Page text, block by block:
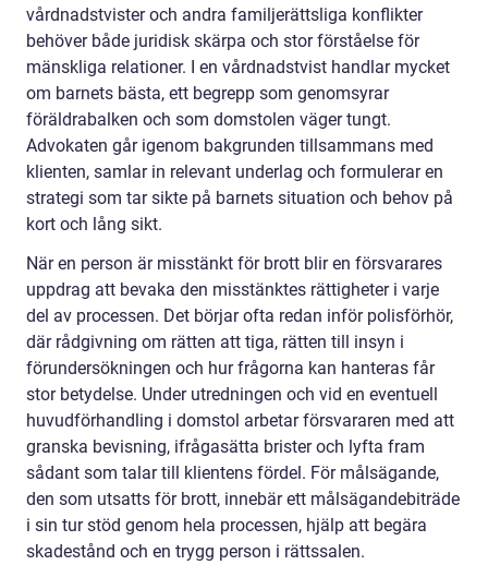
vårdnadstvister och andra familjerättsliga konflikter
behöver både juridisk skärpa och stor förståelse för
mänskliga relationer. I en vårdnadstvist handlar mycket
om barnets bästa, ett begrepp som genomsyrar
föräldrabalken och som domstolen väger tungt.
Advokaten går igenom bakgrunden tillsammans med
klienten, samlar in relevant underlag och formulerar en
strategi som tar sikte på barnets situation och behov på
kort och lång sikt.
När en person är misstänkt för brott blir en försvarares
uppdrag att bevaka den misstänktes rättigheter i varje
del av processen. Det börjar ofta redan inför polisförhör,
där rådgivning om rätten att tiga, rätten till insyn i
förundersökningen och hur frågorna kan hanteras får
stor betydelse. Under utredningen och vid en eventuell
huvudförhandling i domstol arbetar försvararen med att
granska bevisning, ifrågasätta brister och lyfta fram
sådant som talar till klientens fördel. För målsägande,
den som utsatts för brott, innebär ett målsägandebiträde
i sin tur stöd genom hela processen, hjälp att begära
skadestånd och en trygg person i rättssalen.